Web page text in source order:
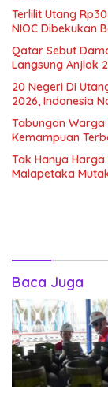
Terlilit Utang
NIOC Dibekukan
Qatar Sebut
Langsung Anjlok
20 Negeri Di
2026, Indonesia
Tabungan Warga
Kemampuan
Tak Hanya Harga
Malapetaka
Baca Juga